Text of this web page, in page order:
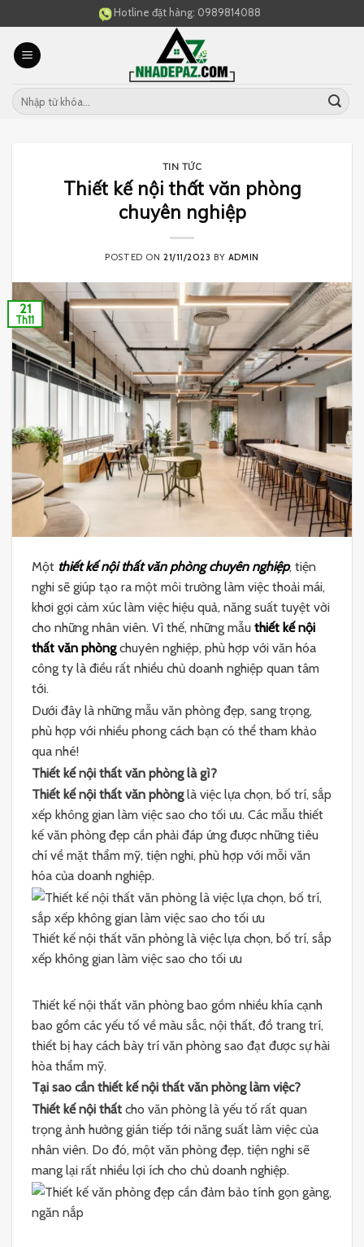
to
content
Hotline đặt hàng: 0989814088
TIN TỨC
Thiết kế nội thất văn phòng
chuyên nghiệp
POSTED ON 21/11/2023 BY ADMIN
21
Th11
Một thiết kế nội thất văn phòng chuyên nghiệp, tiện
nghi sẽ giúp tạo ra một môi trường làm việc thoải mái,
khơi gợi cảm xúc làm việc hiệu quả, năng suất tuyệt vời
cho những nhân viên. Vì thế, những mẫu thiết kế nội
thất văn phòngchuyên nghiệp, phù hợp với văn hóa
công ty là điều rất nhiều chủ doanh nghiệp quan tâm
tới.
Dưới đây là những mẫu văn phòng đẹp, sang trọng,
phù hợp với nhiều phong cách bạn có thể tham khảo
qua nhé!
Thiết kế nội thất văn phòng là gì?
Thiết kế nội thất văn phònglà việc lựa chọn, bố trí, sắp
xếp không gian làm việc sao cho tối ưu. Các mẫu thiết
kế văn phòng đẹp cần phải đáp ứng được những tiêu
chí về mặt thẩm mỹ, tiện nghi, phù hợp với mỗi văn
hóa của doanh nghiệp.
Thiết kế nội thất văn phòng là việc lựa chọn, bố trí, sắp
xếp không gian làm việc sao cho tối ưu
Thiết kế nội thất văn phòng bao gồm nhiều khía cạnh
bao gồm các yếu tố về màu sắc, nội thất, đồ trang trí,
thiết bị hay cách bày trí văn phòng sao đạt được sự hài
hòa thẩm mỹ.
Tại sao cần thiết kế nội thất văn phòng làm việc?
Thiết kế nội thất cho văn phòng là yếu tố rất quan
trọng ảnh hưởng gián tiếp tới năng suất làm việc của
nhân viên. Do đó, một văn phòng đẹp, tiện nghi sẽ
mang lại rất nhiều lợi ích cho chủ doanh nghiệp.